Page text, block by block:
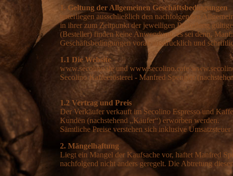
1. Geltung der Allgemeinen Geschäftsbedingungen
unterliegen ausschließlich den nachfolgenden
in ihrer zum Zeitpunkt der jeweiligen Bestellung
(Besteller) finden keine Anwendung, es sei denn,
Geschäftsbedingungen vorab ausdrücklich und
1.1 Die Website
www.secolino.de und www.secolino.cafe
Secolino Kaffeerösterei - Manfred Spengler
1.2 Vertrag und Preis
Der Verkäufer verkauft im Secolino Espresso und
Kunden (nachstehend „Käufer“) erworben werden.
Sämtliche Preise verstehen sich inklusive
2. Mängelhaftung
Liegt ein Mangel der Kaufsache vor, haftet Manfred
nachfolgend nicht anders geregelt. Die Abtretung